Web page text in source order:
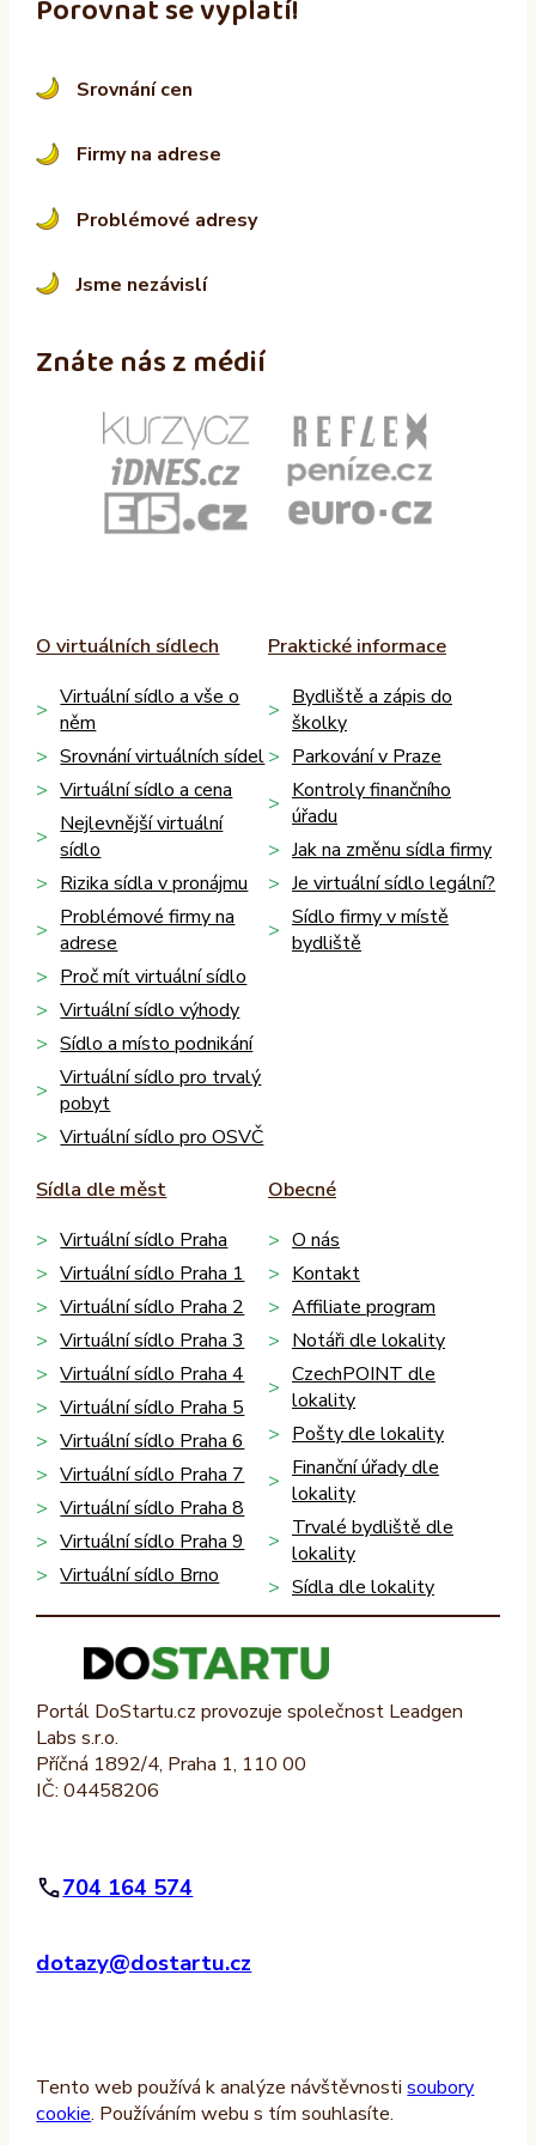
Porovnat se vyplatí!
Srovnání cen
Firmy na adrese
Problémové adresy
Jsme nezávislí
Znáte nás z médií
O virtuálních sídlech
Virtuální sídlo a vše o
něm
Srovnání virtuálních sídel
Virtuální sídlo a cena
Nejlevnější virtuální
sídlo
Rizika sídla v pronájmu
Problémové firmy na
adrese
Proč mít virtuální sídlo
Virtuální sídlo výhody
Sídlo a místo podnikání
Virtuální sídlo pro trvalý
pobyt
Virtuální sídlo pro OSVČ
Praktické informace
Bydliště a zápis do
školky
Parkování v Praze
Kontroly finančního
úřadu
Jak na změnu sídla firmy
Je virtuální sídlo legální?
Sídlo firmy v místě
bydliště
Sídla dle měst
Virtuální sídlo Praha
Virtuální sídlo Praha 1
Virtuální sídlo Praha 2
Virtuální sídlo Praha 3
Virtuální sídlo Praha 4
Virtuální sídlo Praha 5
Virtuální sídlo Praha 6
Virtuální sídlo Praha 7
Virtuální sídlo Praha 8
Virtuální sídlo Praha 9
Virtuální sídlo Brno
Obecné
O nás
Kontakt
Affiliate program
Notáři dle lokality
CzechPOINT dle
lokality
Pošty dle lokality
Finanční úřady dle
lokality
Trvalé bydliště dle
lokality
Sídla dle lokality
Portál DoStartu.cz provozuje společnost Leadgen
Labs s.r.o.
Příčná 1892/4, Praha 1, 110 00
IČ: 04458206
704 164 574
dotazy@dostartu.cz
Tento web používá k analýze návštěvnostisoubory
cookie. Používáním webu s tím souhlasíte.